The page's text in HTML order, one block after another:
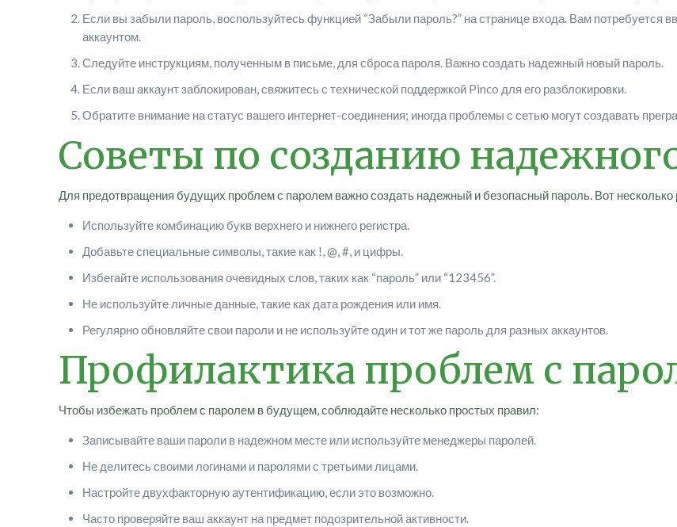
Если вы забыли пароль, воспользуйтесь функцией “Забыли пароль?” на странице входа. Вам потребуется
аккаунтом.
Следуйте инструкциям, полученным в письме, для сброса пароля. Важно создать надежный новый пароль.
Если ваш аккаунт заблокирован, свяжитесь с технической поддержкой Pinco для его разблокировки.
Обратите внимание на статус вашего интернет-соединения; иногда проблемы с сетью могут создавать
Советы по созданию
Для предотвращения будущих проблем с паролем важно создать надежный и безопасный пароль. Вот несколько
Используйте комбинацию букв верхнего и нижнего регистра.
Добавьте специальные символы, такие как !, @, #, и цифры.
Избегайте использования очевидных слов, таких как “пароль” или “123456”.
Не используйте личные данные, такие как дата рождения или имя.
Регулярно обновляйте свои пароли и не используйте один и тот же пароль для разных аккаунтов.
Профилактика проблем с
Чтобы избежать проблем с паролем в будущем, соблюдайте несколько простых правил:
Записывайте ваши пароли в надежном месте или используйте менеджеры паролей.
Не делитесь своими логинами и паролями с третьими лицами.
Настройте двухфакторную аутентификацию, если это возможно.
Часто проверяйте ваш аккаунт на предмет подозрительной активности.